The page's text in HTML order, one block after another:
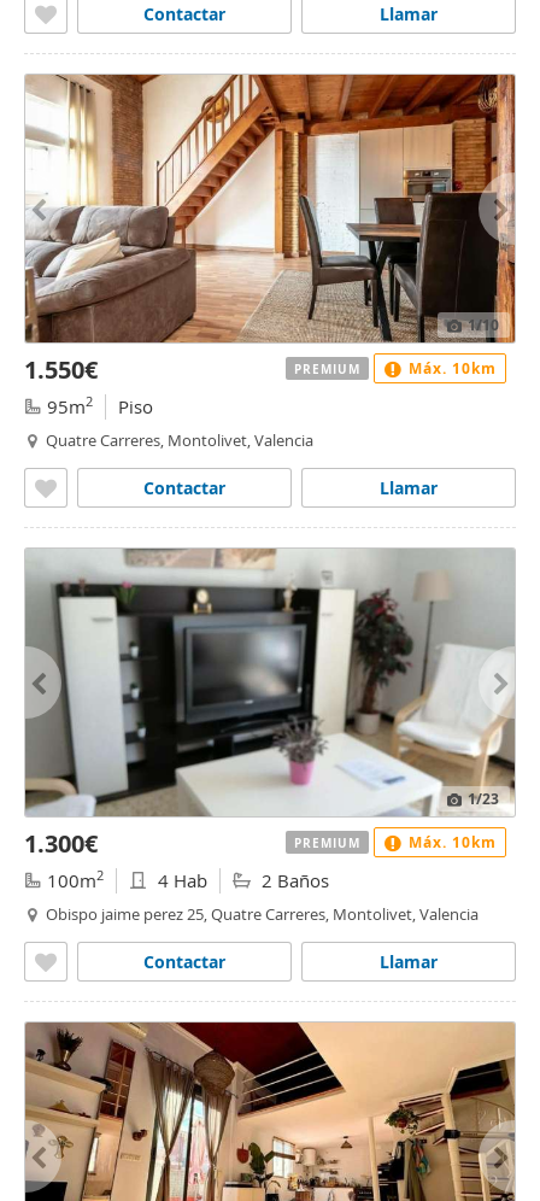
Llamar
Contactar
1/10
1.550€
95m2 Piso
Quatre Carreres, Montolivet, Valencia
Llamar
Contactar
PREMIUM Máx. 10km
1/23
1.300€
100m2 4 Hab 2 Baños
Obispo jaime perez 25, Quatre Carreres, Montolivet, Valencia
Llamar
Contactar
PREMIUM Máx. 10km